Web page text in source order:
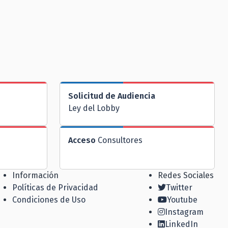
Solicitud de Audiencia
Ley del Lobby
Acceso Consultores
Información
Políticas de Privacidad
Condiciones de Uso
Redes Sociales
Twitter
Youtube
Instagram
LinkedIn